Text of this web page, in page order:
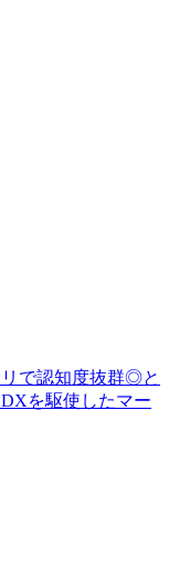
リで認知度抜群◎と
を駆使したマー